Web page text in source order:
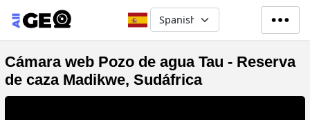
Pasar al contenido principal
Select your language
Cámara web Pozo de agua Tau - Reserva
de caza Madikwe, Sudáfrica